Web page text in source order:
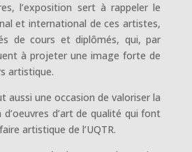
l’exposition sert à rappeler le
et international de ces artistes,
de cours et diplômés, qui, par
à projeter une image forte de
artistique.
aussi une occasion de valoriser la
d’oeuvres d’art de qualité qui font
artistique de l’UQTR.